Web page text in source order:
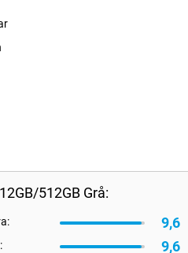
512GB Grå:
9,6
9,6